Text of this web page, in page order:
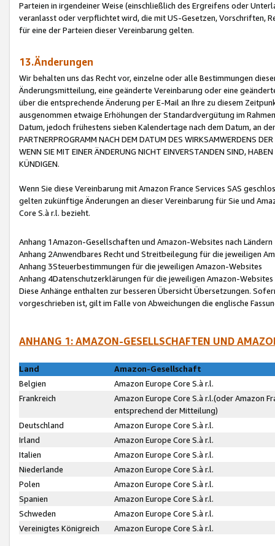
Parteien in irgendeiner Weise (einschließlich des Ergreifens oder
veranlasst oder verpflichtet wird, die mit US-Gesetzen, Vorschriften,
für eine der Parteien dieser Vereinbarung gelten.
13.Änderungen
Wir behalten uns das Recht vor, einzelne oder alle Bestimmungen
Änderungsmitteilung, eine geänderte Vereinbarung oder eine
über die entsprechende Änderung per E-Mail an Ihre zu diesem
ausgenommen etwaige Erhöhungen der Standardvergütung im
Datum, jedoch frühestens sieben Kalendertage nach dem Datum, an
PARTNERPROGRAMM NACH DEM DATUM DES WIRKSAMWERDENS
WENN SIE MIT EINER ÄNDERUNG NICHT EINVERSTANDEN SIND,
KÜNDIGEN.
Wenn Sie diese Vereinbarung mit Amazon France Services SAS
gelten zukünftige Änderungen an dieser Vereinbarung für Sie und
Core S.à r.l. bezieht.
Anhang 1Amazon-Gesellschaften und Amazon-Websites nach Ländern
Anhang 2Anwendbares Recht und Streitbeilegung für die jeweiligen
Anhang 3Steuerbestimmungen für die jeweiligen Amazon-Websites
Anhang 4Datenschutzerklärungen für die jeweiligen Amazon-Websites
Diese Anhänge enthalten zur besseren Übersicht Übersetzungen.
vorgeschrieben ist, gilt im Falle von Abweichungen die englische
ANHANG 1: AMAZON-GESELLSCHAFTEN UND
Land
Amazon-Gesellschaft
Belgien
Amazon Europe Core S.à r.l.
Frankreich
Amazon Europe Core S.à r.l.(oder Amazon
entsprechend der Mitteilung)
Deutschland
Amazon Europe Core S.à r.l.
Irland
Amazon Europe Core S.à r.l.
Italien
Amazon Europe Core S.à r.l.
Niederlande
Amazon Europe Core S.à r.l.
Polen
Amazon Europe Core S.à r.l.
Spanien
Amazon Europe Core S.à r.l.
Schweden
Amazon Europe Core S.à r.l.
Vereinigtes Königreich
Amazon Europe Core S.à r.l.